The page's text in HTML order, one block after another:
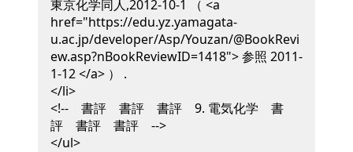
東京化学同人,2012-10-1
（ <a
href="https://edu.yz.yamagata-
u.ac.jp/developer/Asp/Youzan/@BookRevi
ew.asp?nBookReviewID=1418"> 参照 2011-
1-12 </a> ） .
</li>
<!-- 書評 書評 書評 9. 電気化学 書
評 書評 書評 -->
</ul>